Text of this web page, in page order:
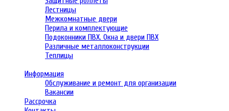
Лестницы
Межкомнатные двери
Перила и комплектующие
Подоконники ПВХ. Окна и двери ПВХ
Различные металлоконструкции
Теплицы
Информация
Обслуживание и ремонт для организации
Вакансии
Рассрочка